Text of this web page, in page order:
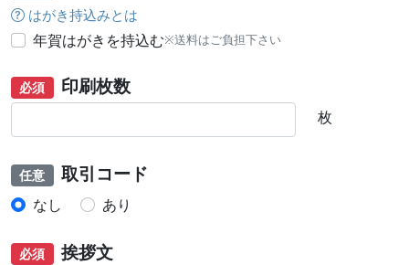
はがき持込みとは
年賀はがきを持込む※送料はご負担下さい
必須 印刷枚数
枚
任意 取引コード
なし あり
必須 挨拶文